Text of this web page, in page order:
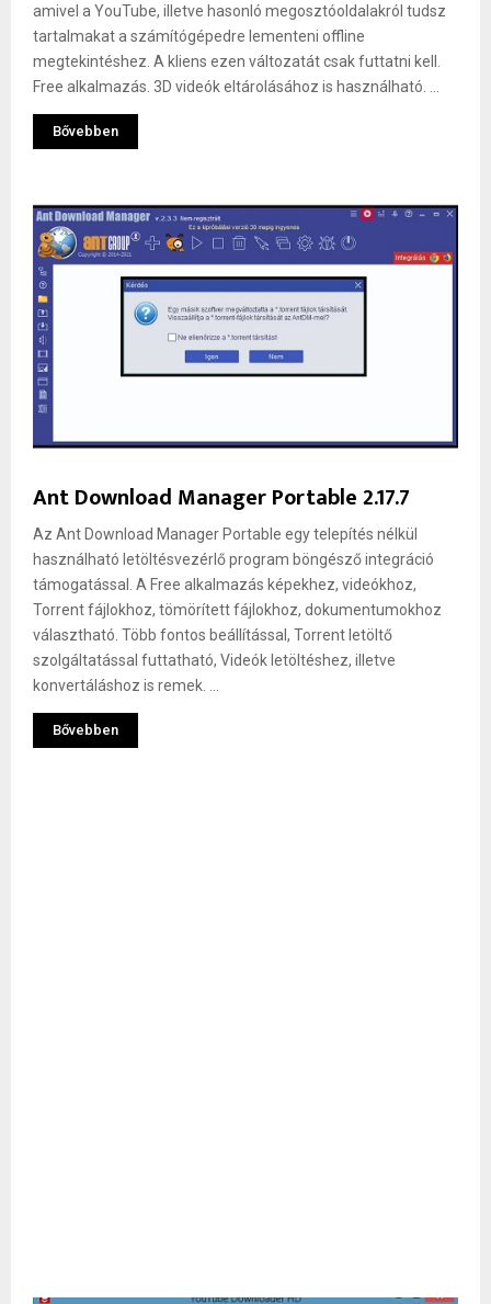
amivel a YouTube, illetve hasonló megosztóoldalakról tudsz
tartalmakat a számítógépedre lementeni offline
megtekintéshez. A kliens ezen változatát csak futtatni kell.
Free alkalmazás. 3D videók eltárolásához is használható. ...
Bővebben
Ant Download Manager Portable 2.17.7
Az Ant Download Manager Portable egy telepítés nélkül
használható letöltésvezérlő program böngésző integráció
támogatással. A Free alkalmazás képekhez, videókhoz,
Torrent fájlokhoz, tömörített fájlokhoz, dokumentumokhoz
választható. Több fontos beállítással, Torrent letöltő
szolgáltatással futtatható, Videók letöltéshez, illetve
konvertáláshoz is remek. ...
Bővebben